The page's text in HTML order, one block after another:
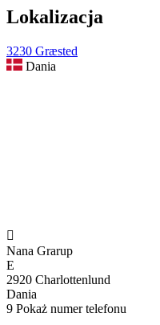
Lokalizacja
3230 Græsted
Dania

Nana Grarup
E
2920 Charlottenlund
Dania
9 Pokaż numer telefonu